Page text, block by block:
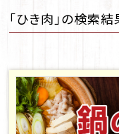
「ひき肉」の検索